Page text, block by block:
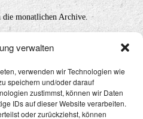
verwalten
verwenden wir Technologien wie
speichern und/oder darauf
zustimmst, können wir Daten
IDs auf dieser Website verarbeiten.
oder zurückziehst, können
monatlichen Archive.
&Impressum